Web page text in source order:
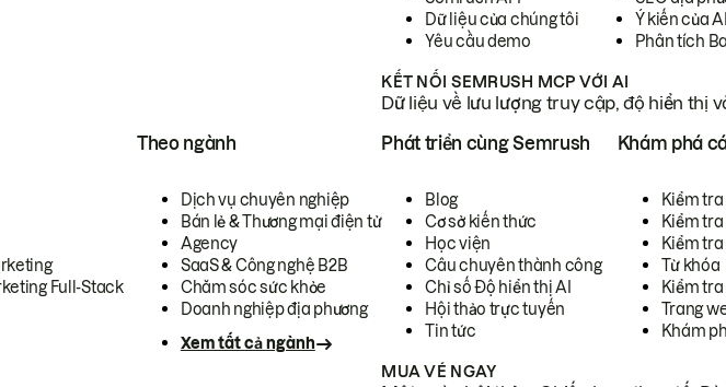
Dữ liệu của chúng tôi
Yêu cầu demo
Ý kiến của
Phân tích
KẾT NỐI SEMRUSH MCP VỚI AI
Dữ liệu về lưu lượng truy cập, độ hiển thị
Full-Stack
Theo ngành
Dịch vụ chuyên nghiệp
Bán lẻ & Thương mại điện tử
Agency
SaaS & Công nghệ B2B
Chăm sóc sức khỏe
Doanh nghiệp địa phương
Xem tất cả ngành
Phát triển cùng Semrush
Blog
Cơ sở kiến thức
Học viện
Câu chuyên thành công
Chỉ số Độ hiển thị AI
Hội thảo trực tuyến
Tin tức
Khám phá
Kiểm
Kiểm tra
Kiểm
Từ khóa
Kiểm
Trang
Khám
MUA VÉ NGAY